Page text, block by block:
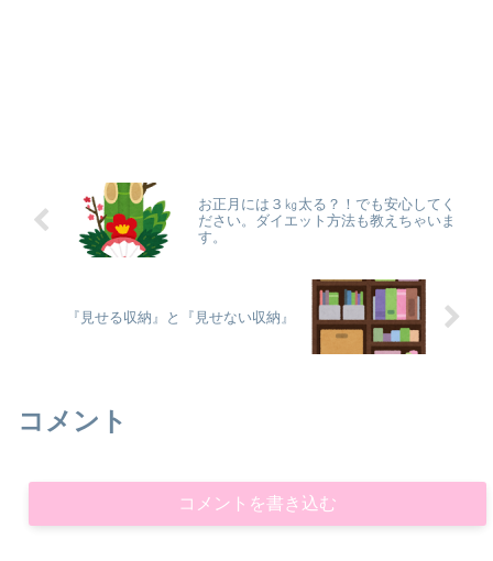
お正月には３㎏太る？！でも安心してく
ださい。ダイエット方法も教えちゃいま
す。
『見せる収納』と『見せない収納』
コメント
コメントを書き込む